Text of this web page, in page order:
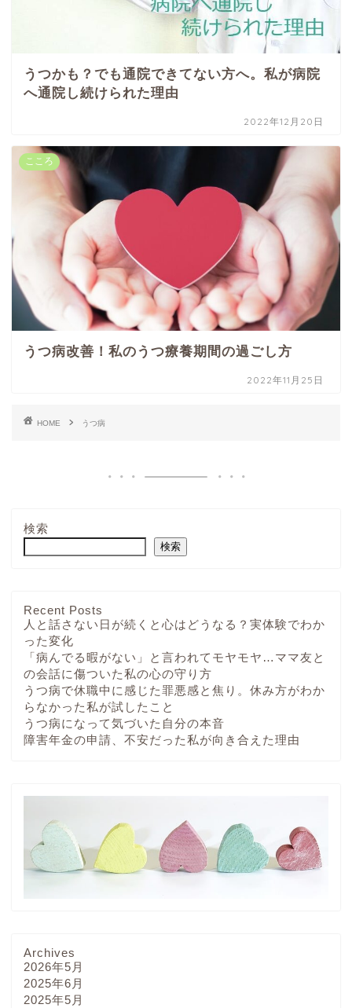
うつかも？でも通院できてない方へ。私が病院
へ通院し続けられた理由
2022年12月20日
こころ
うつ病改善！私のうつ療養期間の過ごし方
2022年11月25日
HOME うつ病
検索
検索
Recent Posts
人と話さない日が続くと心はどうなる？実体験でわか
った変化
「病んでる暇がない」と言われてモヤモヤ…ママ友と
の会話に傷ついた私の心の守り方
うつ病で休職中に感じた罪悪感と焦り。休み方がわか
らなかった私が試したこと
うつ病になって気づいた自分の本音
障害年金の申請、不安だった私が向き合えた理由
Archives
2026年5月
2025年6月
2025年5月